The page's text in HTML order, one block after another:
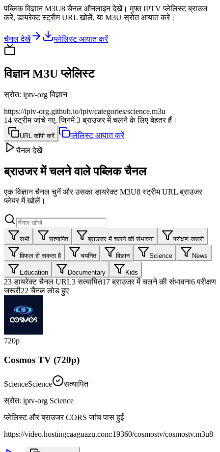
पब्लिक विज्ञान M3U8 चैनल ऑनलाइन देखें। मुफ्त IPTV प्लेलिस्ट ब्राउज
करें, डायरेक्ट स्ट्रीम URL खोलें, या M3U स्रोत आयात करें।
चैनल देखें प्लेलिस्ट आयात करें
विज्ञान M3U प्लेलिस्ट
स्रोत: iptv-org विज्ञान
https://iptv-org.github.io/iptv/categories/science.m3u
14 स्ट्रीम जांचे गए, जिनमें 3 ब्राउजर में चलने के लिए बेहतर हैं।
URL कॉपी करें
प्लेलिस्ट आयात करें
चैनल देखें
ब्राउजर में चलने वाले पब्लिक चैनल
एक विज्ञान चैनल चुनें और उसका डायरेक्ट M3U8 स्ट्रीम URL ब्राउजर
प्लेयर में खोलें।
सभी सत्यापित ब्राउजर में चलने की संभावना परीक्षण जरूरी
विफल हो सकता है चयनित विज्ञान Science News
Education Documentary Kids
23 डायरेक्ट चैनल URL3 सत्यापित17 ब्राउजर में चलने की संभावना6 परीक्षण
जरूरी22 चैनल लोड हुए
720p
Cosmos TV (720p)
ScienceScience
सत्यापित
स्रोत: iptv-org Science
प्लेलिस्ट और ब्राउजर CORS जांच पास हुई
https://video.hostingcaaguazu.com:19360/cosmostv/cosmostv.m3u8